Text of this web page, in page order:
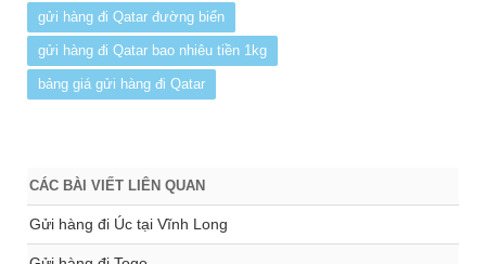
gửi hàng đi Qatar đường biển
gửi hàng đi Qatar bao nhiêu tiền 1kg
bảng giá gửi hàng đi Qatar
CÁC BÀI VIẾT LIÊN QUAN
Gửi hàng đi Úc tại Vĩnh Long